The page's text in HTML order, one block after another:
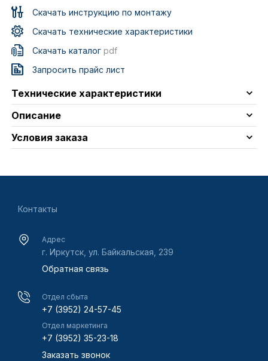
Скачать инструкцию по монтажу
Скачать технические характеристики
Скачать каталогpdf
Запросить прайс лист
Технические характеристики
Описание
Условия заказа
Контакты
Адрес
г. Иркутск, ул. Байкальская, 239
Обратная связь
Отдел сбыта
+7 (3952) 24-57-45
Отдел маркетинга
+7 (3952) 35-23-18
Заказать звонок